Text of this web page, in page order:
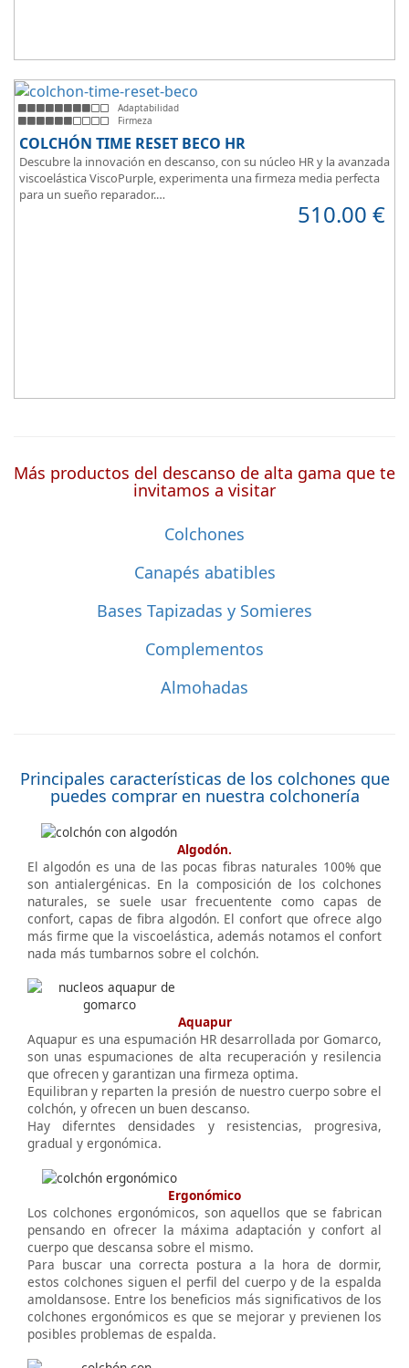
Adaptabilidad
Firmeza
COLCHÓN TIME RESET BECO HR
Descubre la innovación en descanso, con su núcleo HR y la avanzada
viscoelástica ViscoPurple, experimenta una firmeza media perfecta
para un sueño reparador.
Disfruta de su transpirabilidad y gran adaptabilidad, diseñado para
brindarte confort en cada momento. Además, es válido para camas
510.00 €
Más productos del descanso de alta gama que te
invitamos a visitar
Colchones
Canapés abatibles
Bases Tapizadas y Somieres
Complementos
Almohadas
Principales características de los colchones que
puedes comprar en nuestra colchonería
Algodón.
El algodón es una de las pocas fibras naturales 100% que
son antialergénicas. En la composición de los colchones
naturales, se suele usar frecuentente como capas de
confort, capas de fibra algodón. El confort que ofrece algo
más firme que la viscoelástica, además notamos el confort
nada más tumbarnos sobre el colchón.
Aquapur
Aquapur es una espumación HR desarrollada por Gomarco,
son unas espumaciones de alta recuperación y resilencia
que ofrecen y garantizan una firmeza optima.
Equilibran y reparten la presión de nuestro cuerpo sobre el
colchón, y ofrecen un buen descanso.
Hay diferntes densidades y resistencias, progresiva,
gradual y ergonómica.
Ergonómico
Los colchones ergonómicos, son aquellos que se fabrican
pensando en ofrecer la máxima adaptación y confort al
cuerpo que descansa sobre el mismo.
Para buscar una correcta postura a la hora de dormir,
estos colchones siguen el perfil del cuerpo y de la espalda
amoldansose. Entre los beneficios más significativos de los
colchones ergonómicos es que se mejorar y previenen los
posibles problemas de espalda.